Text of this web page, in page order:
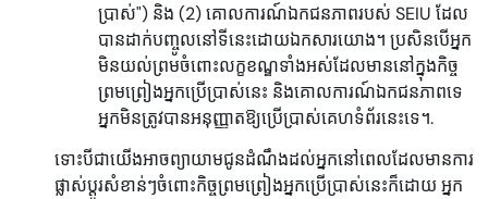
ប្រាស់") និង (2) គោលការណ៍ឯកជនភាពរបស់ SEIU ដែល
បានដាក់បញ្ចូលនៅទីនេះដោយឯកសារយោង។ ប្រសិនបើអ្នក
មិនយល់ព្រមចំពោះលក្ខខណ្ឌទាំងអស់ដែលមាននៅក្នុងកិច្ច
ព្រមព្រៀងអ្នកប្រើប្រាស់នេះ និងគោលការណ៍ឯកជនភាពទេ
អ្នកមិនត្រូវបានអនុញ្ញាតឱ្យប្រើប្រាស់គេហទំព័រនេះទេ។.
ទោះបីជាយើងអាចព្យាយាមជូនដំណឹងដល់អ្នកនៅពេលដែលមានការ
ផ្លាស់ប្តូរសំខាន់ៗចំពោះកិច្ចព្រមព្រៀងអ្នកប្រើប្រាស់នេះក៏ដោយ អ្នក